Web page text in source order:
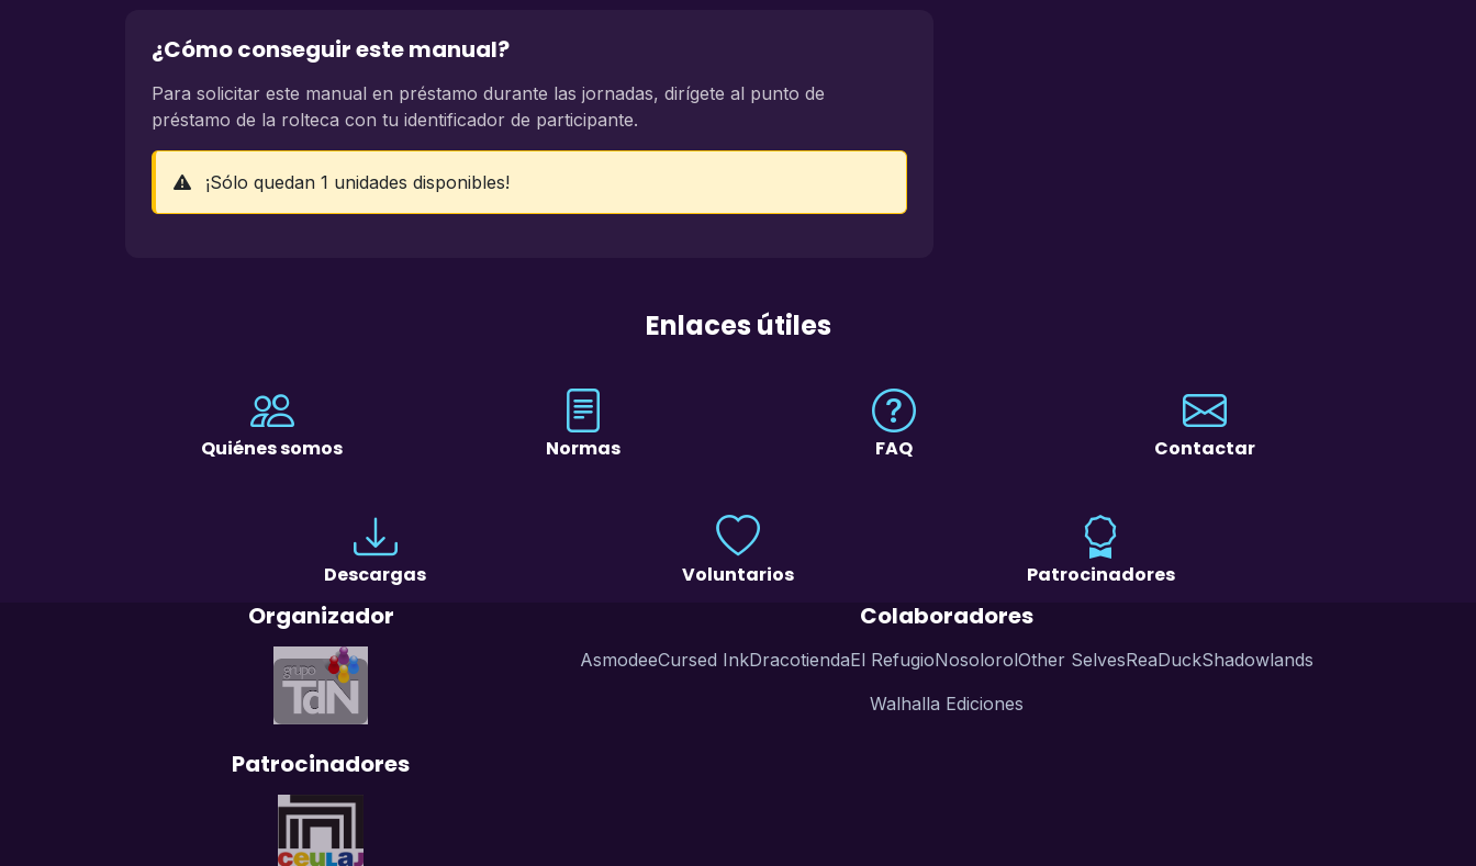
¿Cómo conseguir este manual?
Para solicitar este manual en préstamo durante las jornadas, dirígete al punto de
préstamo de la rolteca con tu identificador de participante.
¡Sólo quedan 1 unidades disponibles!
Enlaces útiles
Quiénes somos Normas FAQ Contactar
Descargas Voluntarios Patrocinadores
Organizador
Patrocinadores
Colaboradores
AsmodeeCursed InkDracotiendaEl RefugioNosolorolOther SelvesReaDuckShadowlands
Walhalla Ediciones